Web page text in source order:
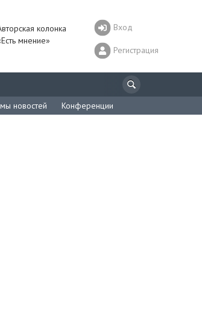
колонка
мнение»
Вход
Регистрация
новостей Конференции